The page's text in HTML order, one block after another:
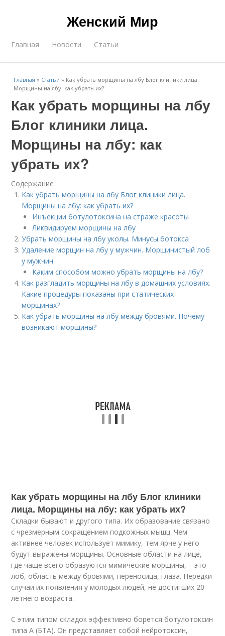
Женский Мир
Главная Новости Статьи
Главная » Статьи » Как убрать морщины на лбу Блог клиники лица.
Морщины на лбу: как убрать их?
Как убрать морщины на лбу
Блог клиники лица.
Морщины на лбу: как
убрать их?
Содержание
Как убрать морщины на лбу Блог клиники лица.
Морщины на лбу: как убрать их?
Инъекции ботулотоксина на страже красоты
Ликвидируем морщины на лбу
Убрать морщины на лбу уколы. Минусы ботокса
Удаление морщин на лбу у мужчин. Морщинистый лоб
у мужчин
Каким способом можно убрать морщины на лбу?
Как разгладить морщины на лбу в домашних условиях.
Какие процедуры показаны при статических
морщинах?
Как убрать морщины на лбу между бровями. Почему
возникают морщины?
Как убрать морщины на лбу Блог клиники
лица. Морщины на лбу: как убрать их?
Складки бывают и другого типа. Их образование связано
с чрезмерным сокращением подкожных мышц. Чем
активнее человек использует мимику, тем ярче у него
будут выражены морщины. Основные области на лице,
где чаще всего образуются мимические морщины, – это
лоб, область между бровями, переносица, глаза. Нередки
случаи их появления у молодых людей, не достигших 20-
летнего возраста.
С этим типом складок эффективно борется ботулотоксин
типа А (БТА). Он представляет собой нейротоксин,